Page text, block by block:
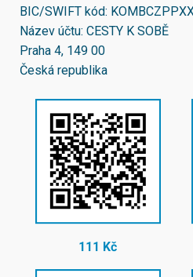
BIC/SWIFT kód:
Název účtu: CESTY K SOBĚ
Praha 4, 149 00
Česká republika
111 Kč